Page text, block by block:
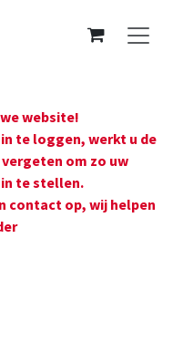
website!
te loggen, werkt u de
om zo uw
te stellen.
contact op, wij helpen